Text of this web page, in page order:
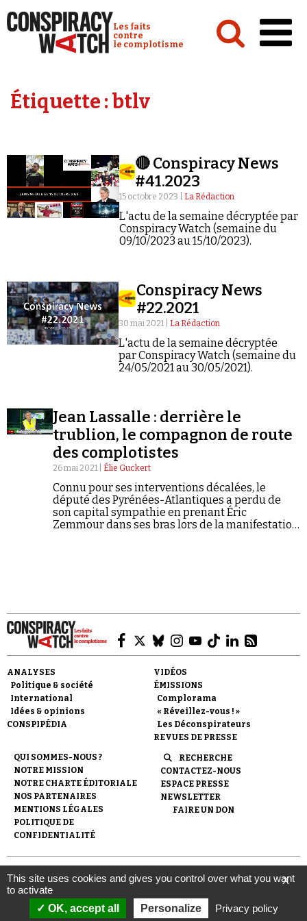
Conspiracy Watch :
Les faits
contre
le complotisme
Analyses
Vidéos
Émissions
Revues de presse
Newsletter
Demander à Vera
Se connecter
Étiquette :btlv
🔴 Conspiracy News
#41.2023
15 octobre 2023 | La Rédaction
L'actu de la semaine décryptée par
Conspiracy Watch (semaine du
09/10/2023 au 15/10/2023).
Conspiracy News
#22.2021
30 mai 2021 | La Rédaction
L'actu de la semaine décryptée
par Conspiracy Watch (semaine du
24/05/2021 au 30/05/2021).
Jean Lassalle : derrière le
trublion, le compagnon de route
des complotistes
26 mai 2021 | Élie Guckert
Connu pour ses interventions décalées, le
député des Pyrénées-Atlantiques a perdu de
son capital sympathie en prenant Éric
Zemmour dans ses bras lors de la manifestation
ANALYSES
Politique & société
International
Idées & opinions
CONSPIPÉDIA
VIDÉOS
ÉMISSIONS
Complorama
« Réveillez-vous ! »
Les Déconspirateurs
REVUES DE PRESSE
QUI SOMMES-NOUS ?
NOTRE MISSION
NOTRE CHARTE ÉDITORIALE
NOS PARTENAIRES
MENTIONS LÉGALES
POLITIQUE DE
CONFIDENTIALITÉ
RECHERCHE
CONTACTEZ-NOUS
ESPACE PRESSE
NEWSLETTER
FAIRE UN DON
© 2007- 2026 Conspiracy Watch | Une réalisation de
l'Observatoire du conspirationnisme (association loi de 1901) avec
le soutien de la Fondation pour la Mémoire de la Shoah.
X
This site uses cookies and gives you control over what you want
to activate
OK, accept all
Personalize Privacy policy